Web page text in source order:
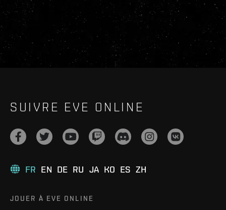
SUIVRE EVE ONLINE
FR EN DE RU JA KO ES ZH
JOUER À EVE ONLINE